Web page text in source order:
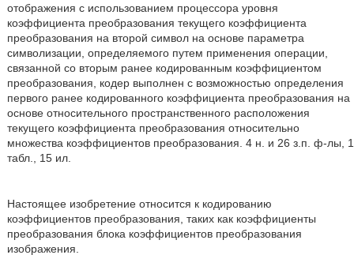
отображения с использованием процессора уровня
коэффициента преобразования текущего коэффициента
преобразования на второй символ на основе параметра
символизации, определяемого путем применения операции,
связанной со вторым ранее кодированным коэффициентом
преобразования, кодер выполнен с возможностью определения
первого ранее кодированного коэффициента преобразования на
основе относительного пространственного расположения
текущего коэффициента преобразования относительно
множества коэффициентов преобразования. 4 н. и 26 з.п. ф-лы, 1
табл., 15 ил.
Настоящее изобретение относится к кодированию
коэффициентов преобразования, таких как коэффициенты
преобразования блока коэффициентов преобразования
изображения.